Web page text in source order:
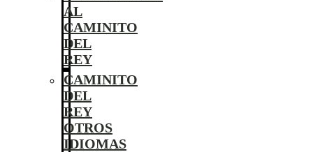
AL
CAMINITO
DEL
REY
CAMINITO
DEL
REY
OTROS
IDIOMAS